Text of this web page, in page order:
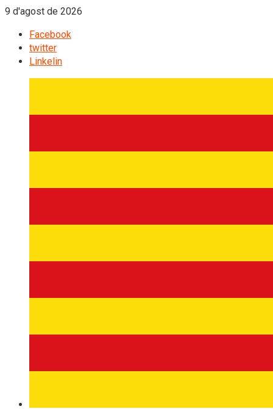
9 d'agost de 2026
Facebook
twitter
Linkelin